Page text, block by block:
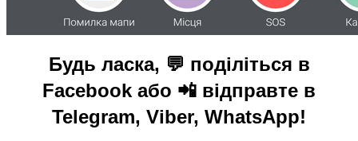
Будь ласка, 💬 поділіться в
Facebook або 📲 відправте в
Telegram, Viber, WhatsApp!